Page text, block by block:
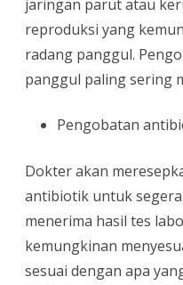
jaringan parut atau
reproduksi yang
radang panggul.
panggul paling sering
Pengobatan
Dokter akan
antibiotik untuk
menerima hasil tes
kemungkinan
sesuai dengan apa